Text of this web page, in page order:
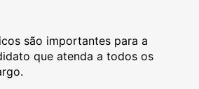
são importantes para a
que atenda a todos os